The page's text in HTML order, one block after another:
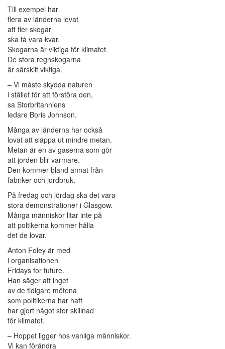
Till exempel har
flera av länderna lovat
att fler skogar
ska få vara kvar.
Skogarna är viktiga för klimatet.
De stora regnskogarna
är särskilt viktiga.
– Vi måste skydda naturen
i stället för att förstöra den,
sa Storbritanniens
ledare Boris Johnson.
Många av länderna har också
lovat att släppa ut mindre metan.
Metan är en av gaserna som gör
att jorden blir varmare.
Den kommer bland annat från
fabriker och jordbruk.
På fredag och lördag ska det vara
stora demonstrationer i Glasgow.
Många människor litar inte på
att poltikerna kommer hålla
det de lovar.
Anton Foley är med
i organisationen
Fridays for future.
Han säger att inget
av de tidigare mötena
som politikerna har haft
har gjort något stor skillnad
för klimatet.
– Hoppet ligger hos vanliga människor.
Vi kan förändra